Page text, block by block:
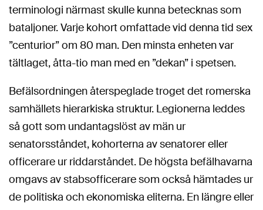
terminologi närmast skulle kunna betecknas som
bataljoner. Varje kohort omfattade vid denna tid sex
”centurior” om 80 man. Den minsta enheten var
tältlaget, åtta-tio man med en ”dekan” i spetsen.
Befälsordningen återspeglade troget det romerska
samhällets hierarkiska struktur. Legionerna leddes
så gott som undantagslöst av män ur
senatorsståndet, kohorterna av senatorer eller
officerare ur riddarståndet. De högsta befälhavarna
omgavs av stabsofficerare som också hämtades ur
de politiska och ekonomiska eliterna. En längre eller